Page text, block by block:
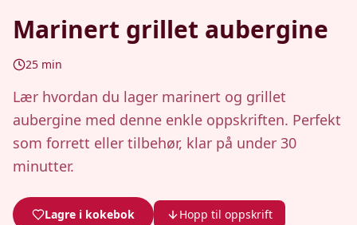
Marinert grillet aubergine
25 min
Lær hvordan du lager marinert og grillet
aubergine med denne enkle oppskriften. Perfekt
som forrett eller tilbehør, klar på under 30
minutter.
Lagre i kokebok Hopp til oppskrift